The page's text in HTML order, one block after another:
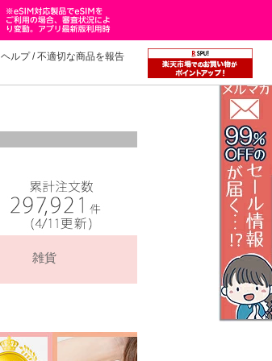
ヘルプ/不適切な商品を報告